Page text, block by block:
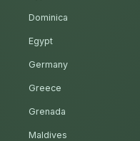
Dominica
Egypt
Germany
Greece
Grenada
Maldives